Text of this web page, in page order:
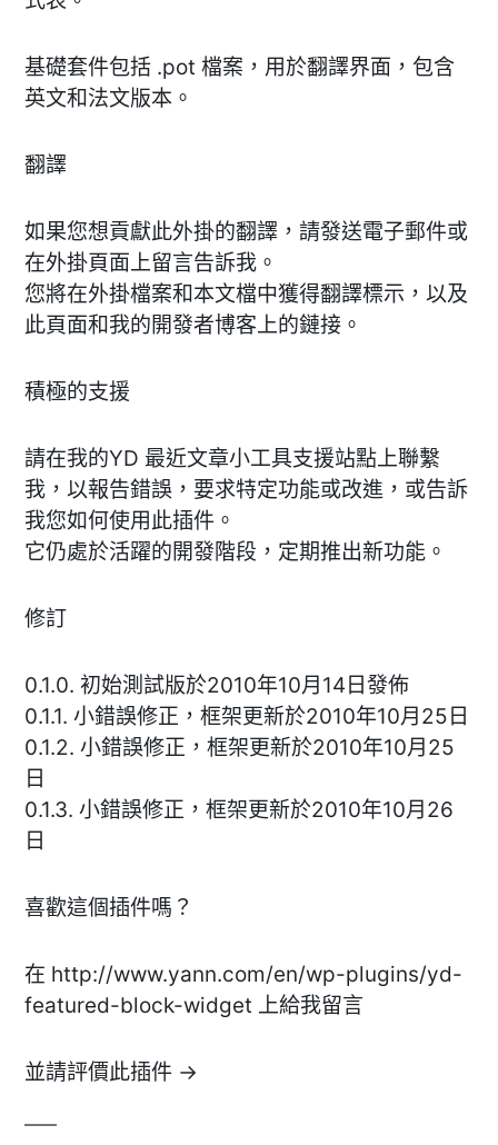
基礎套件包括 .pot 檔案，用於翻譯界面，包含
英文和法文版本。
翻譯
如果您想貢獻此外掛的翻譯，請發送電子郵件或
在外掛頁面上留言告訴我。
您將在外掛檔案和本文檔中獲得翻譯標示，以及
此頁面和我的開發者博客上的鏈接。
積極的支援
請在我的YD 最近文章小工具支援站點上聯繫
我，以報告錯誤，要求特定功能或改進，或告訴
我您如何使用此插件。
它仍處於活躍的開發階段，定期推出新功能。
修訂
0.1.0. 初始測試版於2010年10月14日發佈
0.1.1. 小錯誤修正，框架更新於2010年10月25日
0.1.2. 小錯誤修正，框架更新於2010年10月25
日
0.1.3. 小錯誤修正，框架更新於2010年10月26
日
喜歡這個插件嗎？
在 http://www.yann.com/en/wp-plugins/yd-
featured-block-widget 上給我留言
並請評價此插件 →